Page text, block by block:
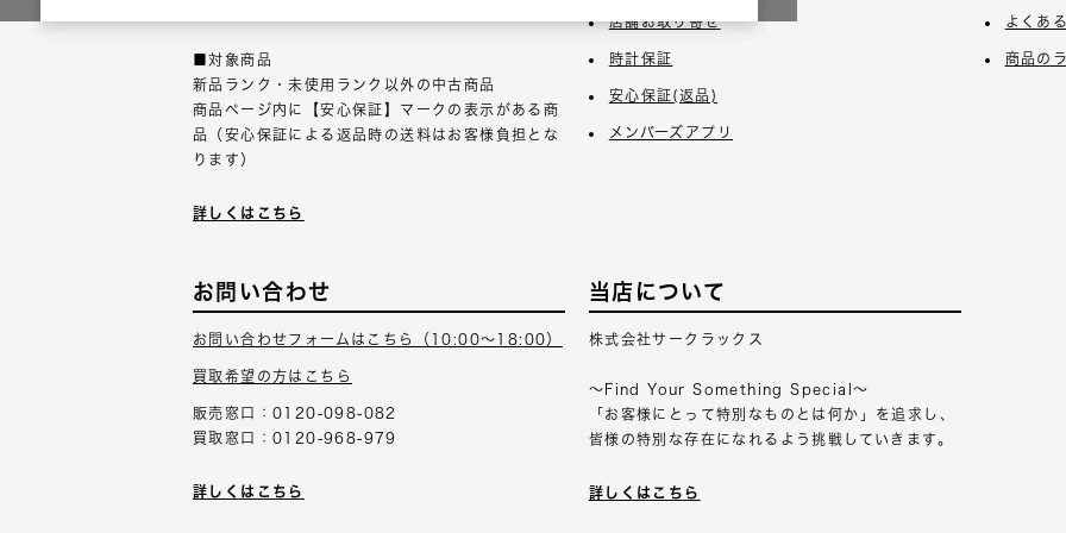
■対象商品
新品ランク・未使用ランク以外の中古商品
商品ページ内に【安心保証】マークの表示がある商
品（安心保証による返品時の送料はお客様負担とな
ります）
詳しくはこちら
店舗お取り寄せ
時計保証
安心保証(返品)
メンバーズアプリ
よくあ
商品の
お問い合わせ
お問い合わせフォームはこちら（10:00～18:00）
買取希望の方はこちら
販売窓口：0120-098-082
買取窓口：0120-968-979
詳しくはこちら
当店について
株式会社サークラックス
～Find Your Something Special～
「お客様にとって特別なものとは何か」を追求し、
皆様の特別な存在になれるよう挑戦していきます。
詳しくはこちら